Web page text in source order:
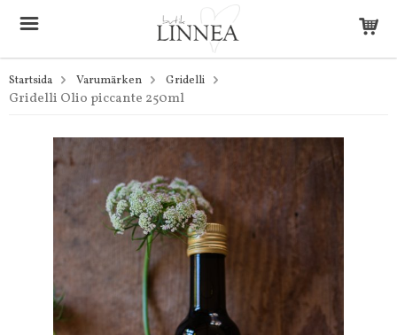
Startsida Varumärken Gridelli
Gridelli Olio piccante 250ml